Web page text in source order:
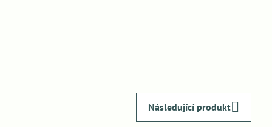
Následující produkt